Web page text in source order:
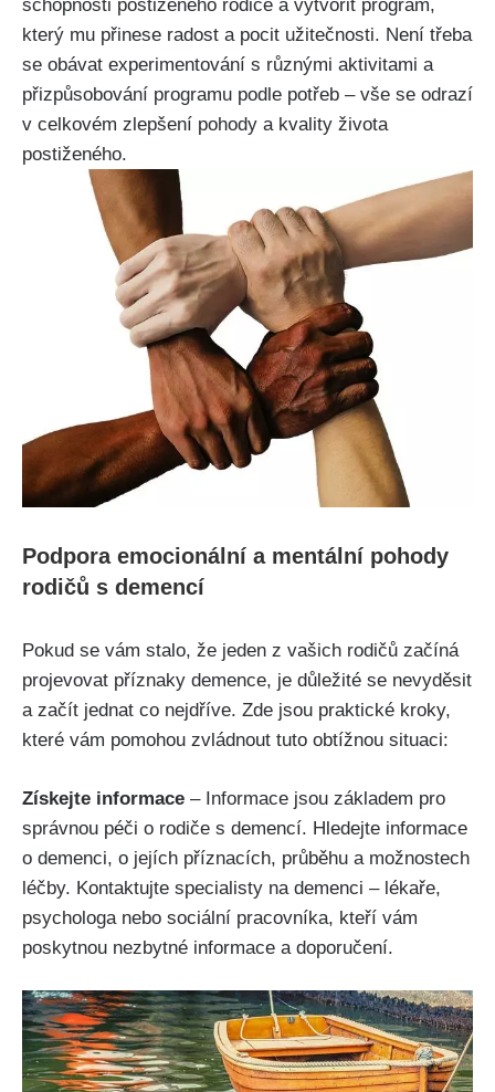
schopnosti postiženého rodiče a vytvořit program,
který mu přinese radost a pocit užitečnosti. Není třeba
se obávat experimentování s různými aktivitami a
přizpůsobování programu podle potřeb – vše se odrazí
v celkovém zlepšení pohody a kvality života
postiženého.
Podpora emocionální a mentální pohody
rodičů s demencí
Pokud se vám stalo, že jeden z vašich rodičů začíná
projevovat příznaky demence, je důležité se nevyděsit
a začít jednat co nejdříve. Zde jsou praktické kroky,
které vám pomohou zvládnout tuto obtížnou situaci:
Získejte informace – Informace jsou základem pro
správnou péči o rodiče s demencí. Hledejte informace
o demenci, o jejích příznacích, průběhu a možnostech
léčby. Kontaktujte specialisty na demenci – lékaře,
psychologa nebo sociální pracovníka, kteří vám
poskytnou nezbytné informace a doporučení.